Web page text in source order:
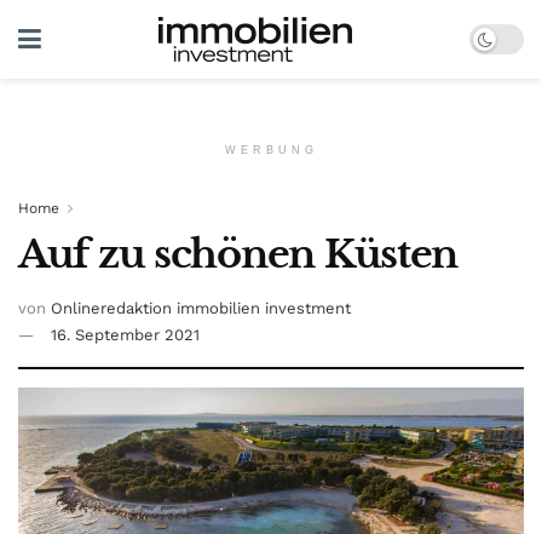
WERBUNG
Home
Auf zu schönen Küsten
von Onlineredaktion immobilien investment
16. September 2021